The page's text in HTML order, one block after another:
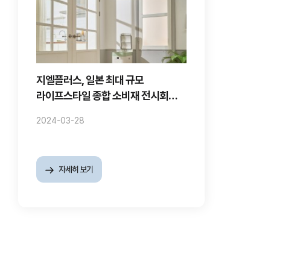
지엘플러스, 일본 최대 규모
라이프스타일 종합 소비재 전시회
2024-03-28
자세히 보기